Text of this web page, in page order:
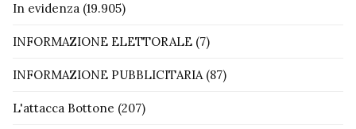
In evidenza (19.905)
INFORMAZIONE ELETTORALE (7)
INFORMAZIONE PUBBLICITARIA(87)
L'attacca Bottone (207)